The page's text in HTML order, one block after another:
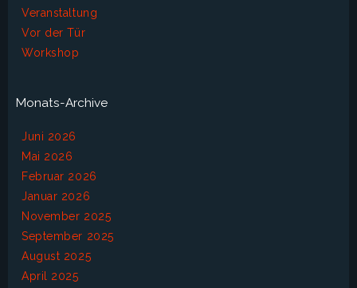
Veranstaltung
Vor der Tür
Workshop
Monats-Archive
Juni 2026
Mai 2026
Februar 2026
Januar 2026
November 2025
September 2025
August 2025
April 2025